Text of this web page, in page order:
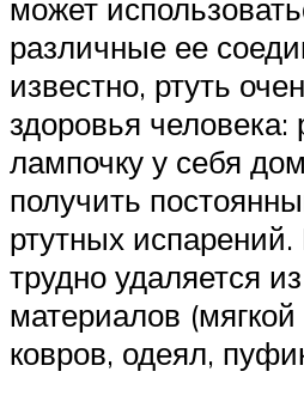
может
различные ее
известно, ртуть
здоровья человека:
лампочку у себя
получить
ртутных испарений.
трудно удаляется
материалов
ковров, одеял,